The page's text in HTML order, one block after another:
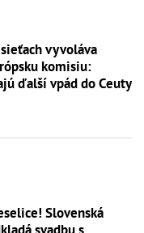
vyvoláva
komisiu:
ďalší vpád do Ceuty
Slovenská